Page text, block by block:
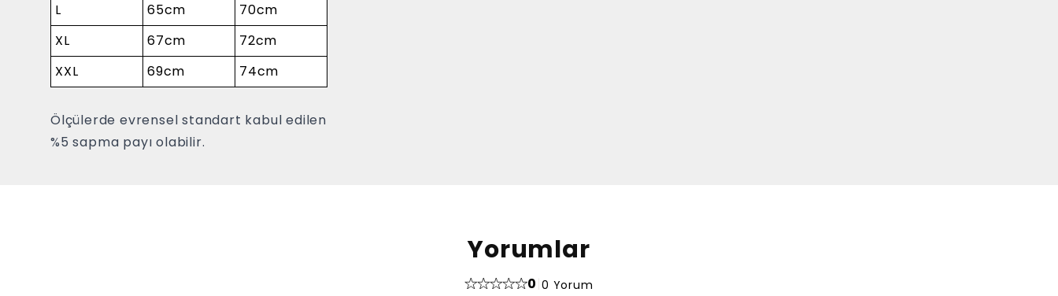
L
65cm
70cm
XL
67cm
72cm
XXL
69cm 74cm
Ölçülerde evrensel standart kabul edilen
%5 sapma payı olabilir.
Yorumlar
0 0 Yorum